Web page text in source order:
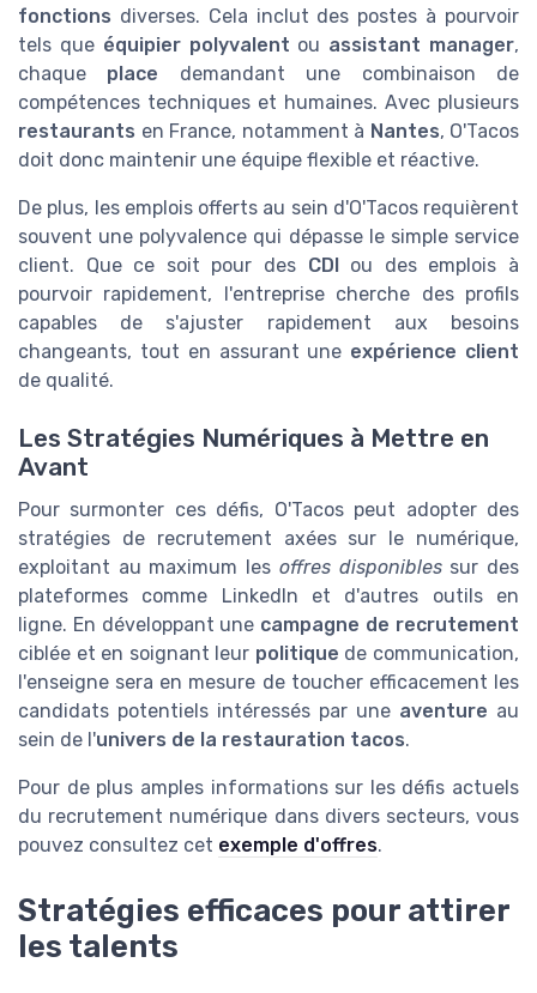
fonctions diverses. Cela inclut des postes à pourvoir
tels que équipier polyvalent ou assistant manager,
chaque place demandant une combinaison de
compétences techniques et humaines. Avec plusieurs
restaurants en France, notamment à Nantes, O'Tacos
doit donc maintenir une équipe flexible et réactive.
De plus, les emplois offerts au sein d'O'Tacos requièrent
souvent une polyvalence qui dépasse le simple service
client. Que ce soit pour des CDIou des emplois à
pourvoir rapidement, l'entreprise cherche des profils
capables de s'ajuster rapidement aux besoins
changeants, tout en assurant une expérience client
de qualité.
Les Stratégies Numériques à Mettre en
Avant
Pour surmonter ces défis, O'Tacos peut adopter des
stratégies de recrutement axées sur le numérique,
exploitant au maximum les offres disponiblessur des
plateformes comme LinkedIn et d'autres outils en
ligne. En développant une campagne de recrutement
ciblée et en soignant leur politique de communication,
l'enseigne sera en mesure de toucher efficacement les
candidats potentiels intéressés par une aventure au
sein de l'univers de la restauration tacos.
Pour de plus amples informations sur les défis actuels
du recrutement numérique dans divers secteurs, vous
pouvez consultez cet exemple d'offres.
Stratégies efficaces pour attirer
les talents